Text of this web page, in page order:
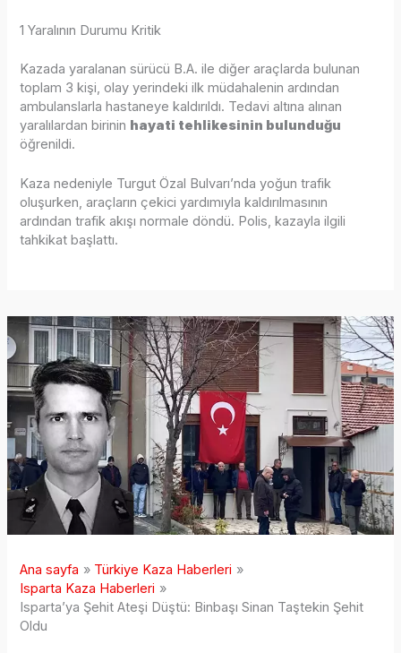
1 Yaralının Durumu Kritik
Kazada yaralanan sürücü B.A. ile diğer araçlarda bulunan
toplam 3 kişi, olay yerindeki ilk müdahalenin ardından
ambulanslarla hastaneye kaldırıldı. Tedavi altına alınan
yaralılardan birinin hayati tehlikesinin bulunduğu
öğrenildi.
Kaza nedeniyle Turgut Özal Bulvarı’nda yoğun trafik
oluşurken, araçların çekici yardımıyla kaldırılmasının
ardından trafik akışı normale döndü. Polis, kazayla ilgili
tahkikat başlattı.
Ana sayfa
Türkiye Kaza Haberleri
Isparta Kaza Haberleri
Isparta’ya Şehit Ateşi Düştü: Binbaşı Sinan Taştekin Şehit
Oldu